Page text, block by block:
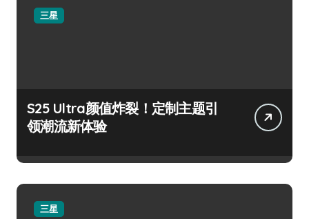
三星
S25 Ultra颜值炸裂！定制主题引
领潮流新体验
三星